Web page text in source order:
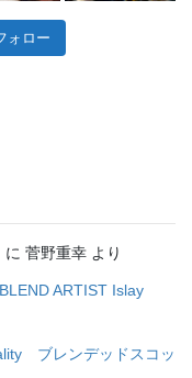
ォロー
に 菅野重幸 より
ARTIST Islay
ブレンデッドスコッ